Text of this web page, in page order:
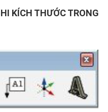
KÍCH THƯỚC TRONG